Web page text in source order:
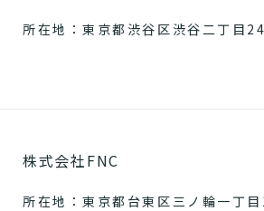
所在地：東京都渋谷区渋谷二丁目
株式会社FNC
所在地：東京都台東区三ノ輪一丁